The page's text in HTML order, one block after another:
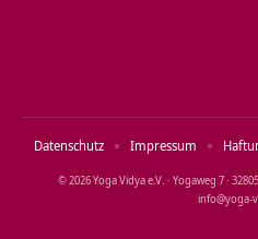
© 2026 Yoga Vidya e.V. · Yogaweg 7 ·
Datenschutz Impressum